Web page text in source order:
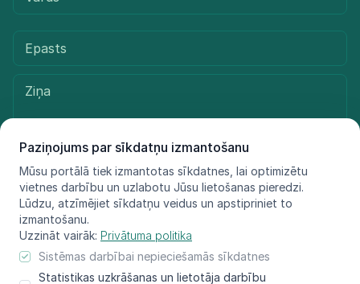
Paziņojums par sīkdatņu izmantošanu
Mūsu portālā tiek izmantotas sīkdatnes, lai optimizētu
vietnes darbību un uzlabotu Jūsu lietošanas pieredzi.
Lūdzu, atzīmējiet sīkdatņu veidus un apstipriniet to
izmantošanu.
Uzzināt vairāk: Privātuma politika
Sistēmas darbībai nepieciešamās sīkdatnes
Statistikas uzkrāšanas un lietotāja darbību
Sūtīt ziņu
© LIFE FOR SPECIES, 2021 - 2025
Informācija atspoguļo tikai projekta LIFE FOR SPECIES īstenotāju